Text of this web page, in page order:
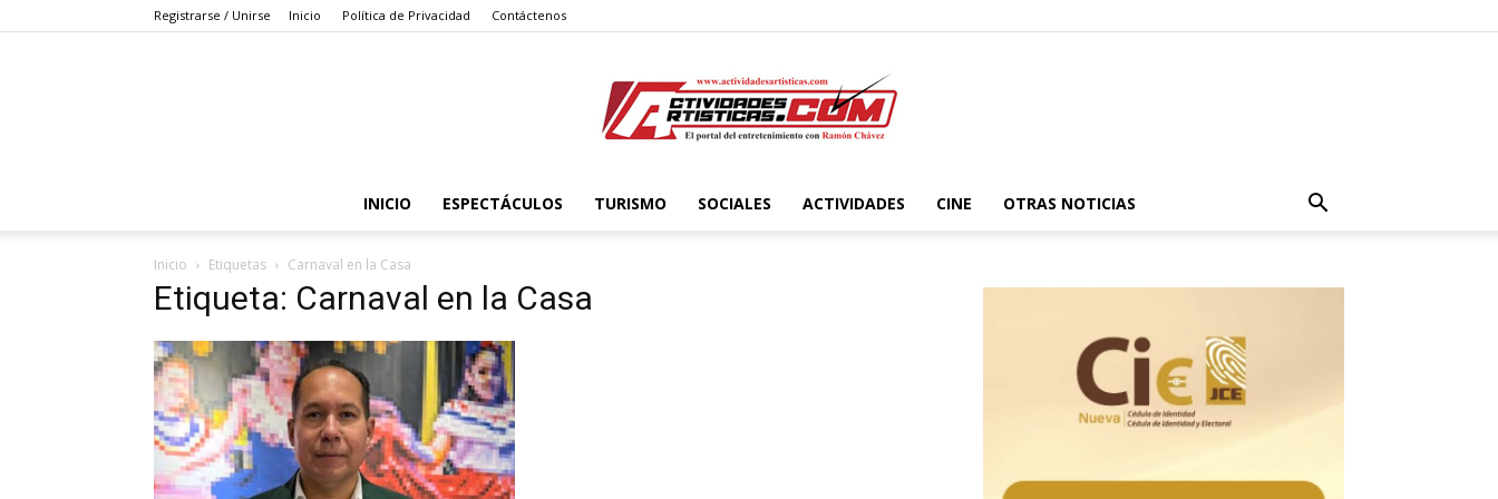
Registrarse / Unirse Inicio Política de Privacidad Contáctenos
Actividadesartisticas.com
INICIO ESPECTÁCULOS TURISMO SOCIALES ACTIVIDADES CINE OTRAS NOTICIAS
Inicio Etiquetas Carnaval en la Casa
Etiqueta: Carnaval en la Casa